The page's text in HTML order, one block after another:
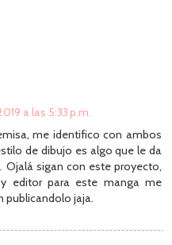
a las 5:33 p.m.
me identifico con ambos
de dibujo es algo que le da
sigan con este proyecto,
editor para este manga me
publicandolo jaja.